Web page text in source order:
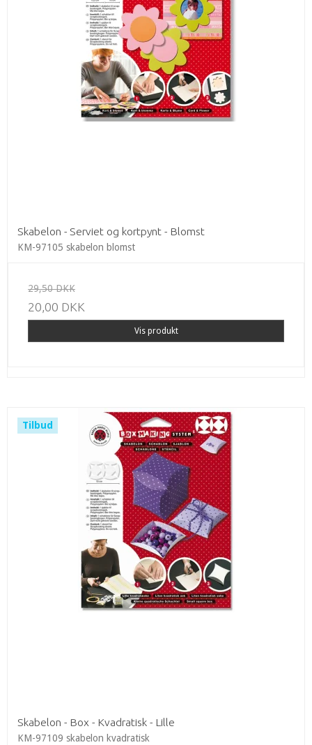
Skabelon - Serviet og kortpynt - Blomst
KM-97105 skabelon blomst
29,50 DKK
20,00 DKK
Vis produkt
Tilbud
Skabelon - Box - Kvadratisk - Lille
KM-97109 skabelon kvadratisk